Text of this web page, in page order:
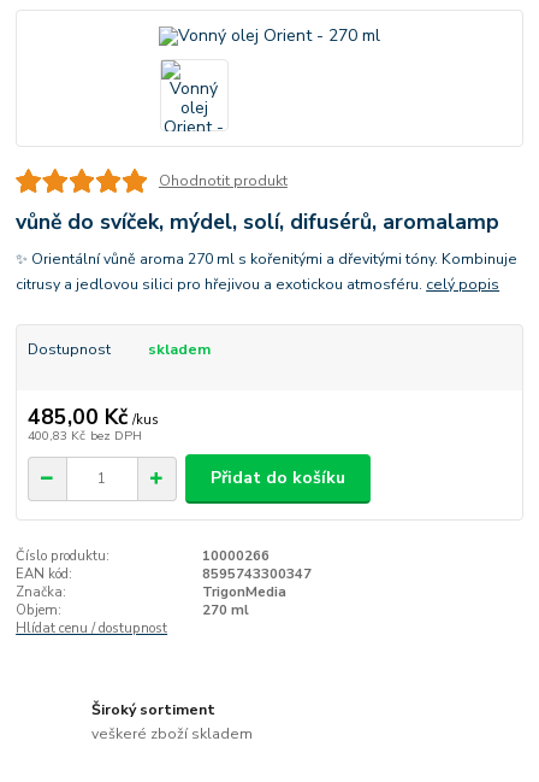
Ohodnotit produkt
vůně do svíček, mýdel, solí, difusérů, aromalamp
✨ Orientální vůně aroma 270 ml s kořenitými a dřevitými tóny. Kombinuje
citrusy a jedlovou silici pro hřejivou a exotickou atmosféru. celý popis
Dostupnost skladem
485,00 Kč /kus
400,83 Kč bez DPH
Přidat do košíku
Číslo produktu:
10000266
EAN kód:
8595743300347
Značka:
TrigonMedia
Objem:
270 ml
Hlídat cenu / dostupnost
Široký sortiment
veškeré zboží skladem